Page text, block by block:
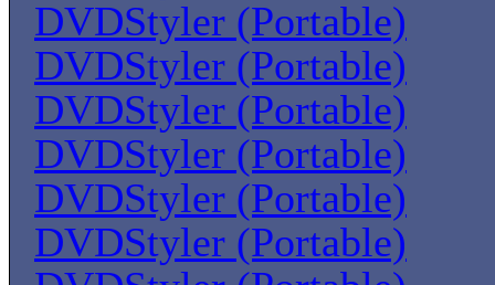
DVDStyler (Portable)
DVDStyler (Portable)
DVDStyler (Portable)
DVDStyler (Portable)
DVDStyler (Portable)
DVDStyler (Portable)